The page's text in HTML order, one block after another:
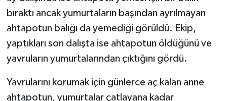
bıraktı ancak yumurtaların başından ayrılmayan
ahtapotun balığı da yemediği görüldü. Ekip,
yaptıkları son dalışta ise ahtapotun öldüğünü ve
yavruların yumurtalarından çıktığını gördü.
Yavrularını korumak için günlerce aç kalan anne
ahtapotun, yumurtalar çatlayana kadar